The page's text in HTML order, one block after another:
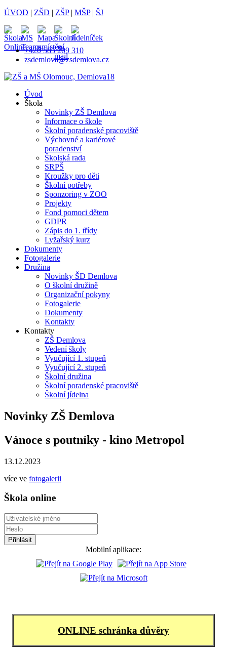
ÚVOD | ZŠD | ZŠP| MŠP| ŠJ
+420 585 209 310
zsdemlova@zsdemlova.cz
Úvod
Škola
Novinky ZŠ Demlova
Informace o škole
Školní poradenské pracoviště
Výchovné a kariérové
poradenství
Školská rada
SRPŠ
Kroužky pro děti
Školní potřeby
Sponzoring v ZOO
Projekty
Fond pomoci dětem
GDPR
Zápis do 1. třídy
Lyžařský kurz
Dokumenty
Fotogalerie
Družina
Novinky ŠD Demlova
O školní družině
Organizační pokyny
Fotogalerie
Dokumenty
Kontakty
Kontakty
ZŠ Demlova
Vedení školy
Vyučující 1. stupeň
Vyučující 2. stupeň
Školní družina
Školní poradenské pracoviště
Školní jídelna
Novinky ZŠ Demlova
Vánoce s poutníky - kino Metropol
13.12.2023
více ve fotogalerii
Škola online
Mobilní aplikace:
ONLINE schránka důvěry